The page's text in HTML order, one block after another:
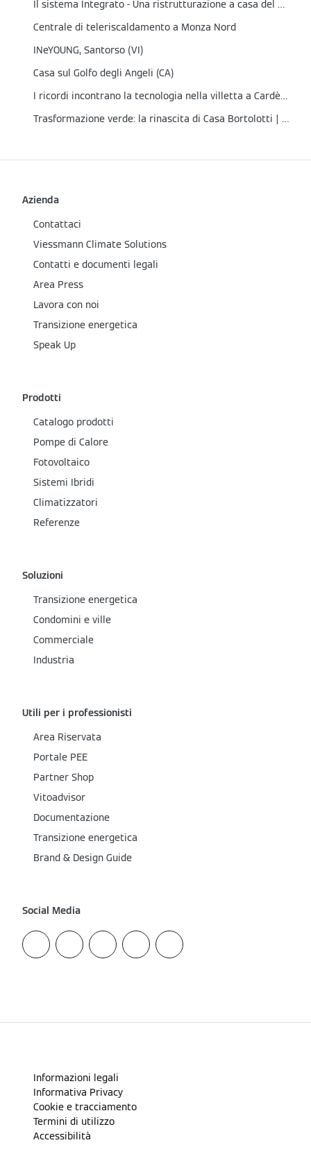
Il sistema Integrato - Una ristrutturazione a casa del Partner
Centrale di teleriscaldamento a Monza Nord
INeYOUNG, Santorso (VI)
Casa sul Golfo degli Angeli (CA)
I ricordi incontrano la tecnologia nella villetta a Cardè (CN)
Trasformazione verde: la rinascita di Casa Bortolotti | Cene (BG)
Azienda
Contattaci
Viessmann Climate Solutions
Contatti e documenti legali
Area Press
Lavora con noi
Transizione energetica
Speak Up
Prodotti
Catalogo prodotti
Pompe di Calore
Fotovoltaico
Sistemi Ibridi
Climatizzatori
Referenze
Soluzioni
Transizione energetica
Condomini e ville
Commerciale
Industria
Utili per i professionisti
Area Riservata
Portale PEE
Partner Shop
Vitoadvisor
Documentazione
Transizione energetica
Brand & Design Guide
Social Media
Informazioni legali
Informativa Privacy
Cookie e tracciamento
Termini di utilizzo
Accessibilità